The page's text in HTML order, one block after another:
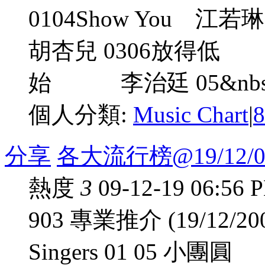
0104Show You 江
胡杏兒 0306放得
始 李治廷
個人分類: Music Chart|
分享 各大流行榜@19/12/
熱度 3 09-12-19 06:56
903 專業推介
Singers 01 05